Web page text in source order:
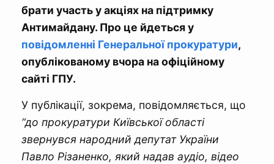
брати участь у акціях на підтримку
Антимайдану. Про це йдеться у
повідомленні Генеральної прокуратури,
опублікованому вчора на офіційному
сайті ГПУ.
У публікації, зокрема, повідомляється, що
“до прокуратури Київської області
звернувся народний депутат України
Павло Різаненко, який надав аудіо, відео